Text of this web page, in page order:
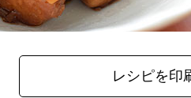
レシピを印